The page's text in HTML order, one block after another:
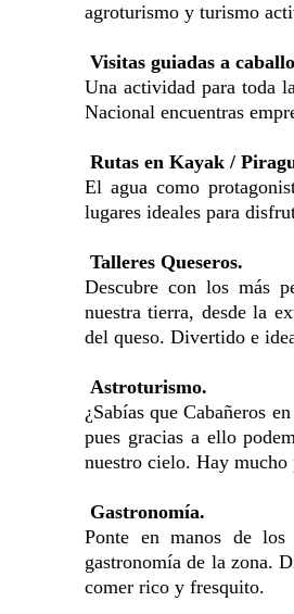
agroturismo y turismo
Visitas guiadas a
Una actividad para toda
Nacional encuentras
Rutas en Kayak /
El agua como
lugares ideales para
Talleres Queseros.
Descubre con los más
nuestra tierra, desde la
del queso. Divertido e
Astroturismo.
¿Sabías que Cabañeros
pues gracias a ello
nuestro cielo. Hay mucho
Gastronomía.
Ponte en manos de
gastronomía de la zona.
comer rico y fresquito.